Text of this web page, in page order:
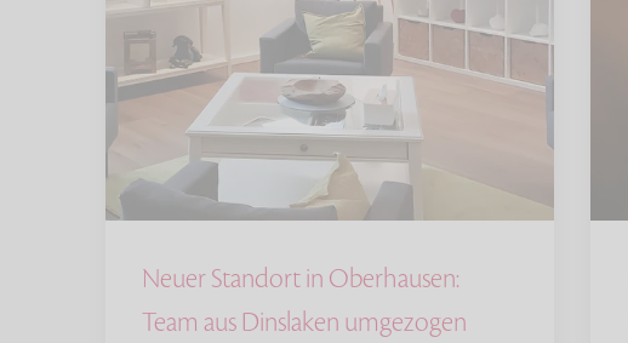
Neuer Standort in Oberhausen:
Team aus Dinslaken umgezogen